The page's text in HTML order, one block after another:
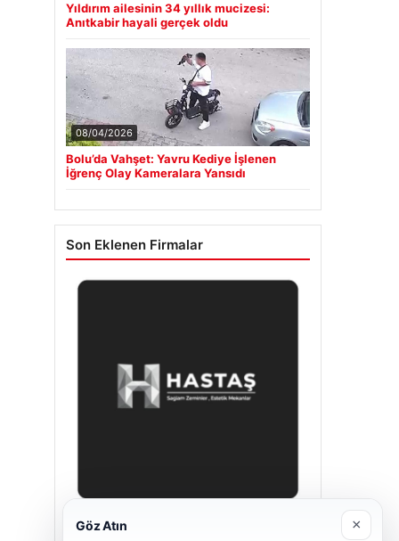
Yıldırım ailesinin 34 yıllık mucizesi:
Anıtkabir hayali gerçek oldu
08/04/2026
Bolu’da Vahşet: Yavru Kediye İşlenen
İğrenç Olay Kameralara Yansıdı
Son Eklenen Firmalar
Hastaş Beton
Göz Atın ×